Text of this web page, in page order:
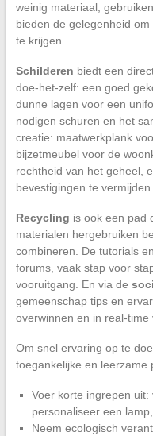
weinig materiaal,
bieden de gelegenheid
te krijgen.
Schilderen biedt een
doe-het-zelf: een goed
dunne lagen voor een
nodigen schuren en het
creatie: maatwerkplank
bijzetmeubel voor de
rechtheid van het geheel,
bevestigingen te vermijden.
Recycling is ook een pad
materialen hergebruiken
combineren. De tutorials
forums, vaak stap voor
vooruitgang. En via de
gemeenschap tips en
overwinnen en in real-time
Om snel ervaring op te
toegankelijke en leerzame
Voer korte ingrepen uit:
personaliseer een
Neem ecologisch